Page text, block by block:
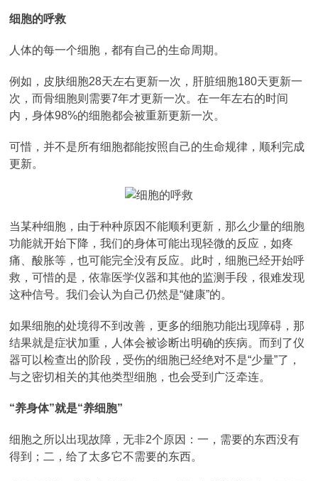
细胞的呼救
人体的每一个细胞，都有自己的生命周期。
例如，皮肤细胞28天左右更新一次，肝脏细胞180天更新一
次，而骨细胞则需要7年才更新一次。在一年左右的时间
内，身体98%的细胞都会被重新更新一次。
可惜，并不是所有细胞都能按照自己的生命规律，顺利完成
更新。
当某种细胞，由于种种原因不能顺利更新，那么少量的细胞
功能就开始下降，我们的身体可能出现轻微的反应，如疼
痛、酸胀等，也可能完全没有反应。此时，细胞已经开始呼
救，可惜的是，依靠医学仪器和其他的监测手段，很难发现
这种信号。我们会认为自己仍然是“健康”的。
如果细胞的处境得不到改善，更多的细胞功能出现障碍，那
结果就是症状加重，人体会被诊断出明确的疾病。而到了仪
器可以检查出的阶段，受伤的细胞已经绝对不是“少量”了，
与之密切相关的其他类型细胞，也会受到广泛牵连。
“养身体”就是“养细胞”
细胞之所以出现故障，无非2个原因：一，需要的东西没有
得到；二，给了太多它不需要的东西。